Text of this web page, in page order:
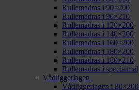
Rullemadras i 90×200
Rullemadras i 90×210
Rullemadras i 120×200
Rullemadras i 140×200
Rullemadras i 160×200
Rullemadras i 180×200
Rullemadras i 180×210
Rullemadras i specialmål
Vådliggerlagen
Vådliggerlagen i 80×200